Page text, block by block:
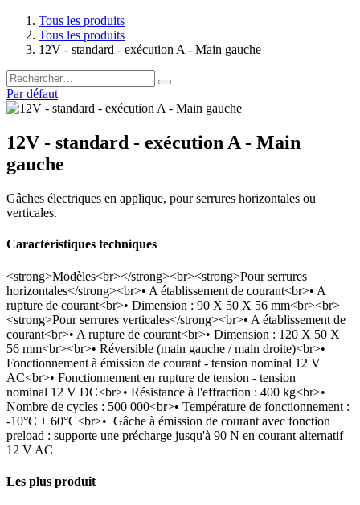
Tous les produits
Tous les produits
12V - standard - exécution A - Main gauche
Par défaut
12V - standard - exécution A - Main
gauche
Gâches électriques en applique, pour serrures horizontales ou
verticales.
Caractéristiques techniques
<strong>Modèles<br></strong><br><strong>Pour serrures
horizontales</strong><br>• A établissement de courant<br>• A
rupture de courant<br>• Dimension : 90 X 50 X 56 mm<br><br>
<strong>Pour serrures verticales</strong><br>• A établissement de
courant<br>• A rupture de courant<br>• Dimension : 120 X 50 X
56 mm<br><br>• Réversible (main gauche / main droite)<br>•
Fonctionnement à émission de courant - tension nominal 12 V
AC<br>• Fonctionnement en rupture de tension - tension
nominal 12 V DC<br>• Résistance à l'effraction : 400 kg<br>•
Nombre de cycles : 500 000<br>• Température de fonctionnement :
-10°C + 60°C<br>• Gâche à émission de courant avec fonction
preload : supporte une précharge jusqu'à 90 N en courant alternatif
12 V AC
Les plus produit